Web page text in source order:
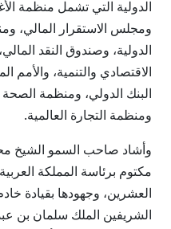
الدولية التي تشمل منظمة
ومجلس الاستقرار المالي،
الدولية، وصندوق النقد
الاقتصادي والتنمية، والأمم
البنك الدولي، ومنظمة الصحة
ومنظمة التجارة العالمية.
وأشاد صاحب السمو الشيخ
مكتوم برئاسة المملكة
العشرين، وجهودها بقيادة
الشريفين الملك سلمان بن